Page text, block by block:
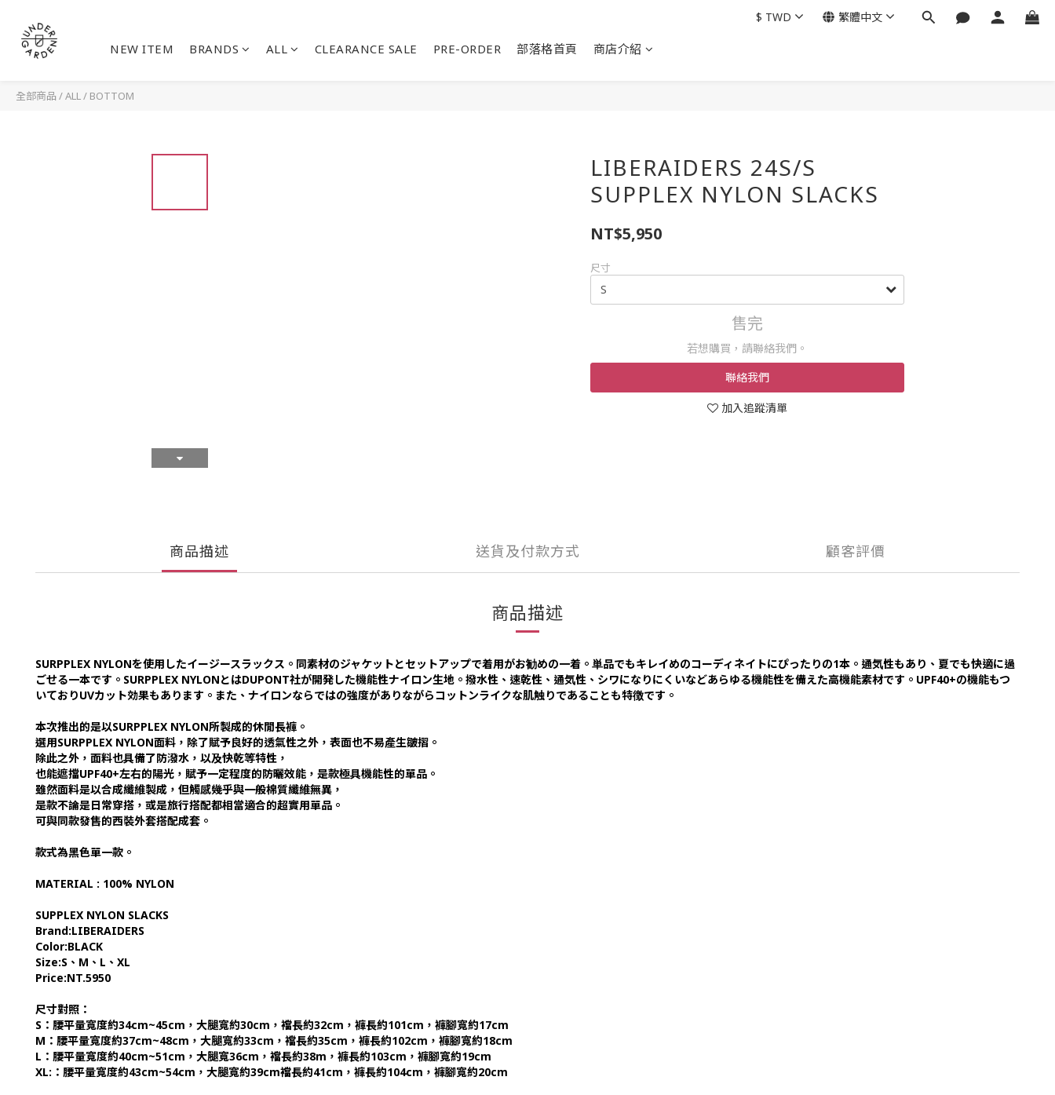
NEW ITEM BRANDS ALL CLEARANCE SALE PRE-ORDER 部落格首頁 商店介紹
$ TWD 繁體中文
全部商品 /ALL/ BOTTOM
LIBERAIDERS 24S/S
SUPPLEX NYLON SLACKS
NT$5,950
尺寸
售完
若想購買，請聯絡我們。
聯絡我們
加入追蹤清單
商品描述 送貨及付款方式 顧客評價
商品描述
SURPPLEX NYLONを使用したイージースラックス。同素材のジャケットとセットアップで着用がお勧めの一着。単品でもキレイめのコーディネイトにぴったりの1本。通気性もあり、夏でも快適に過
ごせる一本です。SURPPLEX NYLONとはDUPONT社が開発した機能性ナイロン生地。撥水性、速乾性、通気性、シワになりにくいなどあらゆる機能性を備えた高機能素材です。UPF40+の機能もつ
いておりUVカット効果もあります。また、ナイロンならではの強度がありながらコットンライクな肌触りであることも特徴です。
本次推出的是以SURPPLEX NYLON所製成的休閒長褲。
選用SURPPLEX NYLON面料，除了賦予良好的透氣性之外，表面也不易產生皺摺。
除此之外，面料也具備了防潑水，以及快乾等特性，
也能遮擋UPF40+左右的陽光，賦予一定程度的防曬效能，是款極具機能性的單品。
雖然面料是以合成纖維製成，但觸感幾乎與一般棉質纖維無異，
是款不論是日常穿搭，或是旅行搭配都相當適合的超實用單品。
可與同款發售的西裝外套搭配成套。
款式為黑色單一款。
MATERIAL : 100% NYLON
SUPPLEX NYLON SLACKS
Brand:LIBERAIDERS
Color:BLACK
Size:S、M、L、XL
Price:NT.5950
尺寸對照：
S：腰平量寬度約34cm~45cm，大腿寬約30cm，襠長約32cm，褲長約101cm，褲腳寬約17cm
M：腰平量寬度約37cm~48cm，大腿寬約33cm，襠長約35cm，褲長約102cm，褲腳寬約18cm
L：腰平量寬度約40cm~51cm，大腿寬36cm，襠長約38m，褲長約103cm，褲腳寬約19cm
XL:：腰平量寬度約43cm~54cm，大腿寬約39cm襠長約41cm，褲長約104cm，褲腳寬約20cm